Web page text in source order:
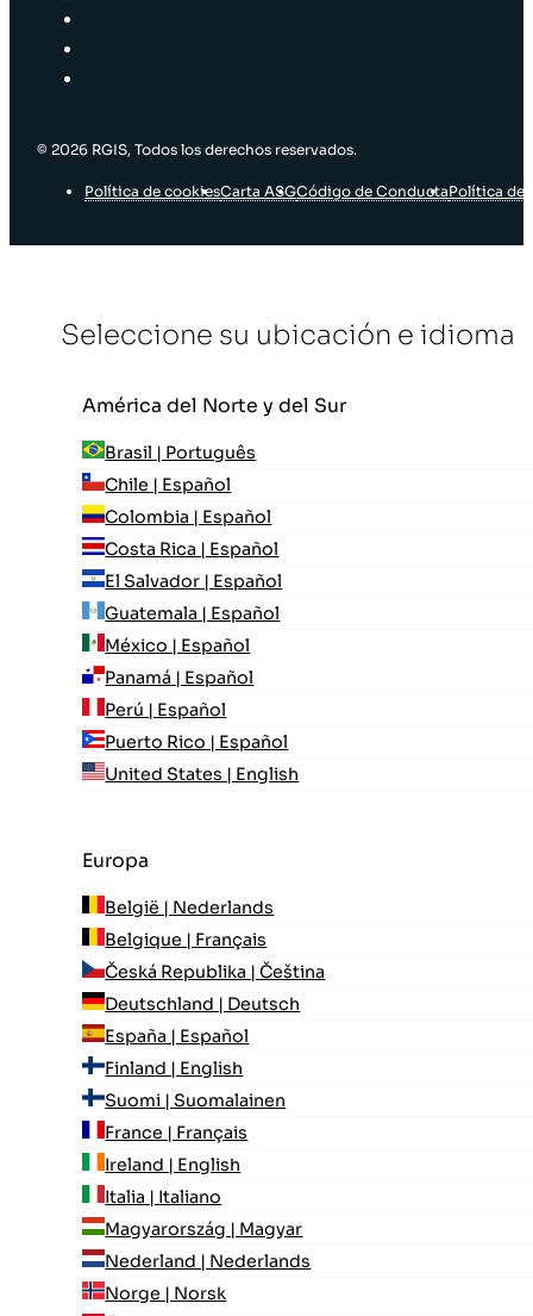
© 2026 RGIS, Todos los derechos reservados.
Política de cookiesCarta ASGCódigo de ConductaPolítica de
Seleccione su ubicación e idioma
América del Norte y del Sur
Brasil | Português
Chile | Español
Colombia | Español
Costa Rica | Español
El Salvador | Español
Guatemala | Español
México | Español
Panamá | Español
Perú | Español
Puerto Rico | Español
United States | English
Europa
België | Nederlands
Belgique | Français
Česká Republika | Čeština
Deutschland | Deutsch
España | Español
Finland | English
Suomi | Suomalainen
France | Français
Ireland | English
Italia | Italiano
Magyarország | Magyar
Nederland | Nederlands
Norge | Norsk